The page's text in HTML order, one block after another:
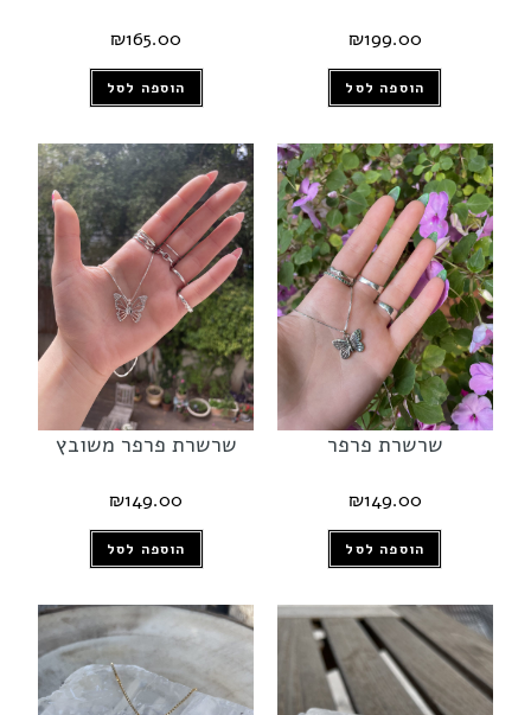
₪199.00
הוספה לסל
₪165.00
הוספה לסל
שרשרת פרפר
₪149.00
הוספה לסל
שרשרת פרפר משובץ
₪149.00
הוספה לסל